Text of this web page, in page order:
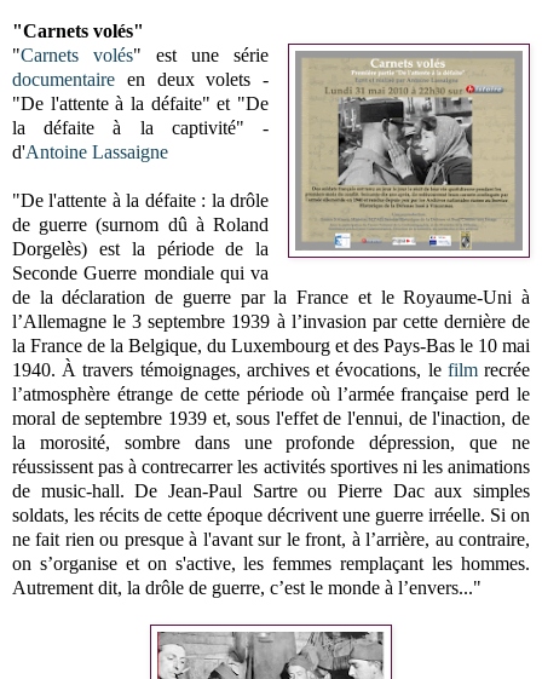
"Carnets volés"
"Carnets volés" est une série
documentaire en deux volets -
"De l'attente à la défaite" et "De
la défaite à la captivité" -
d'Antoine Lassaigne
"De l'attente à la défaite : la drôle
de guerre (surnom dû à Roland
Dorgelès) est la période de la
Seconde Guerre mondiale qui va
de la déclaration de guerre par la France et le Royaume-Uni à
l’Allemagne le 3 septembre 1939 à l’invasion par cette dernière de
la France de la Belgique, du Luxembourg et des Pays-Bas le 10 mai
1940. À travers témoignages, archives et évocations, le filmrecrée
l’atmosphère étrange de cette période où l’armée française perd le
moral de septembre 1939 et, sous l'effet de l'ennui, de l'inaction, de
la morosité, sombre dans une profonde dépression, que ne
réussissent pas à contrecarrer les activités sportives ni les animations
de music-hall. De Jean-Paul Sartre ou Pierre Dac aux simples
soldats, les récits de cette époque décrivent une guerre irréelle. Si on
ne fait rien ou presque à l'avant sur le front, à l’arrière, au contraire,
on s’organise et on s'active, les femmes remplaçant les hommes.
Autrement dit, la drôle de guerre, c’est le monde à l’envers..."